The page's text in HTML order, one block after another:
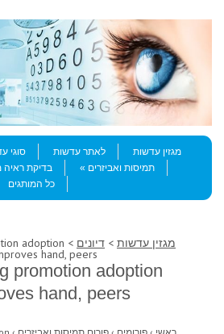
Menu
Skip to content
מגזין עדשות
לאתר עדשות סוגי
תמיסות ואביזרים
בדיקת ראיה
כל המותגים
מגזין עדשות > דיונים adoption
hand, peers.
promotion adoption
hand, peers.